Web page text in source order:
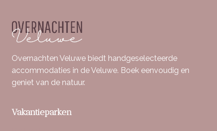
Overnachten Veluwe biedt handgeselecteerde
accommodaties in de Veluwe. Boek eenvoudig en
geniet van de natuur.
Vakantieparken